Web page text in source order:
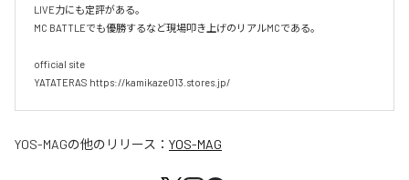
LIVE力にも定評がある。
MC BATTLEでも優勝するなど現場叩き上げのリアルMCである。
official site
YATATERAS https://kamikaze013.stores.jp/
YOS-MAGの他のリリース： YOS-MAG